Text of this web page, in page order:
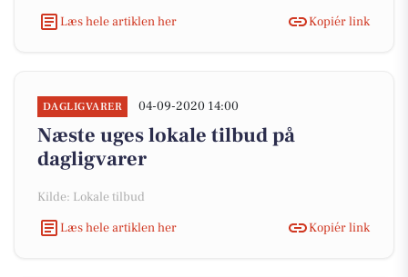
Læs hele artiklen her
Kopiér link
DAGLIGVARER 04-09-2020 14:00
Næste uges lokale tilbud på
dagligvarer
Kilde: Lokale tilbud
Læs hele artiklen her
Kopiér link